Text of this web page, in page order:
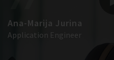
Ana-Marija Jurina
Application Engineer